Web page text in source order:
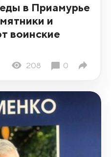
в Приамурье
и
воинские
208 0